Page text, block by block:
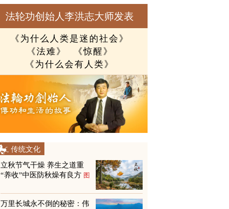
法轮功创始人李洪志大师发表
《为什么人类是迷的社会》
《法难》
《惊醒》
《为什么会有人类》
传统文化
立秋节气干燥 养生之道重
“养收”中医防秋燥有良方 图
万里长城永不倒的秘密：伟